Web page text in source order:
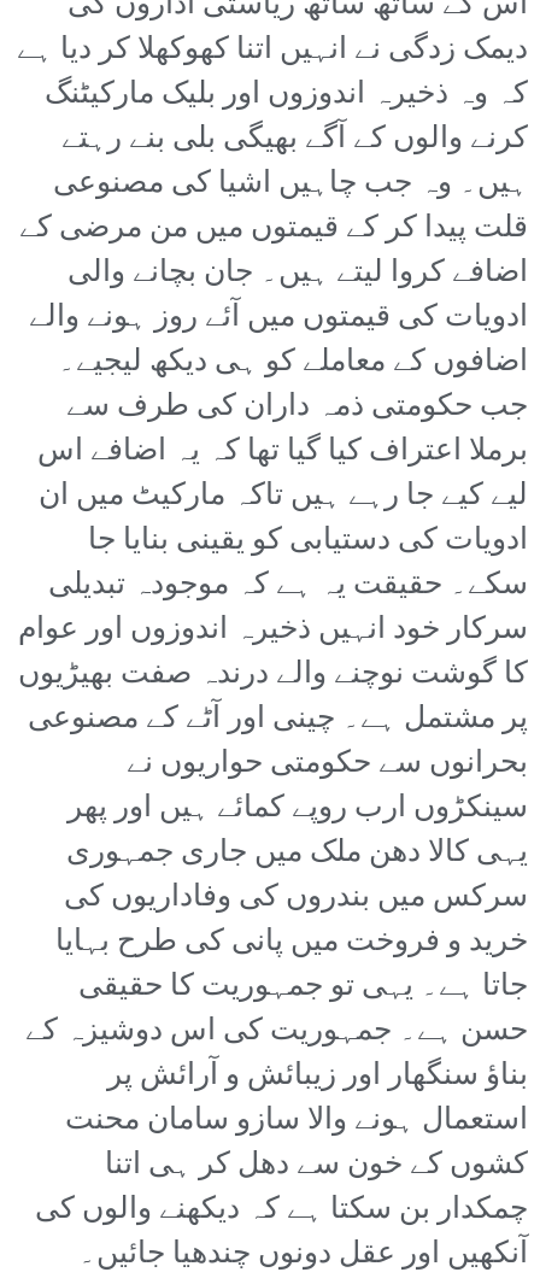
دیمک زدگی نے انہیں اتنا کھوکھلا کر دیا ہے
کہ وہ ذخیرہ اندوزوں اور بلیک مارکیٹنگ
کرنے والوں کے آگے بھیگی بلی بنے رہتے
ہیں۔ وہ جب چاہیں اشیا کی مصنوعی
قلت پیدا کر کے قیمتوں میں من مرضی کے
اضافے کروا لیتے ہیں۔ جان بچانے والی
ادویات کی قیمتوں میں آئے روز ہونے والے
اضافوں کے معاملے کو ہی دیکھ لیجیے۔
جب حکومتی ذمہ داران کی طرف سے
برملا اعتراف کیا گیا تھا کہ یہ اضافے اس
لیے کیے جا رہے ہیں تاکہ مارکیٹ میں ان
ادویات کی دستیابی کو یقینی بنایا جا
سکے۔ حقیقت یہ ہے کہ موجودہ تبدیلی
سرکار خود انہیں ذخیرہ اندوزوں اور عوام
کا گوشت نوچنے والے درندہ صفت بھیڑیوں
پر مشتمل ہے۔ چینی اور آٹے کے مصنوعی
بحرانوں سے حکومتی حواریوں نے
سینکڑوں ارب روپے کمائے ہیں اور پھر
یہی کالا دھن ملک میں جاری جمہوری
سرکس میں بندروں کی وفاداریوں کی
خرید و فروخت میں پانی کی طرح بہایا
جاتا ہے۔ یہی تو جمہوریت کا حقیقی
حسن ہے۔ جمہوریت کی اس دوشیزہ کے
بناؤ سنگھار اور زیبائش و آرائش پر
استعمال ہونے والا سازو سامان محنت
کشوں کے خون سے دھل کر ہی اتنا
چمکدار بن سکتا ہے کہ دیکھنے والوں کی
آنکھیں اور عقل دونوں چندھیا جائیں۔